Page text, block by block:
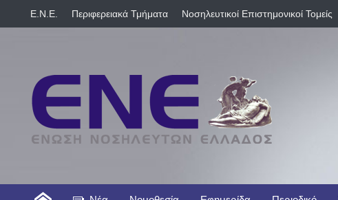
E.N.E. Περιφερειακά Τμήματα Νοσηλευτικοί Επιστημονικοί Τομείς